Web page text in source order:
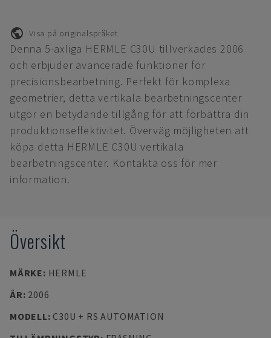
Visa på originalspråket
Denna 5-axliga HERMLE C30U tillverkades 2006
och erbjuder avancerade funktioner för
precisionsbearbetning. Perfekt för komplexa
geometrier, detta vertikala bearbetningscenter
utgör en betydande tillgång för att förbättra din
produktionseffektivitet. Överväg möjligheten att
köpa detta HERMLE C30U vertikala
bearbetningscenter. Kontakta oss för mer
information.
Översikt
MÄRKE: HERMLE
ÅR: 2006
MODELL: C30U + RS AUTOMATION